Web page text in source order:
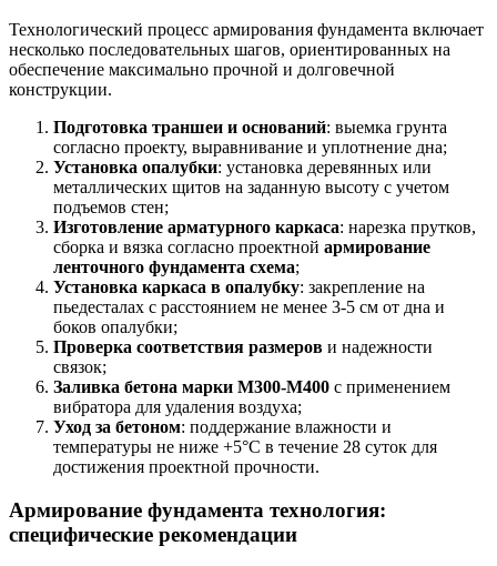
Технологический процесс армирования фундамента включает
несколько последовательных шагов, ориентированных на
обеспечение максимально прочной и долговечной
конструкции.
Подготовка траншеи и оснований: выемка грунта
согласно проекту, выравнивание и уплотнение дна;
Установка опалубки: установка деревянных или
металлических щитов на заданную высоту с учетом
подъемов стен;
Изготовление арматурного каркаса: нарезка прутков,
сборка и вязка согласно проектной армирование
ленточного фундамента схема;
Установка каркаса в опалубку: закрепление на
пьедесталах с расстоянием не менее 3-5 см от дна и
боков опалубки;
Проверка соответствия размеров и надежности
связок;
Заливка бетона марки М300-М400 с применением
вибратора для удаления воздуха;
Уход за бетоном: поддержание влажности и
температуры не ниже +5°C в течение 28 суток для
достижения проектной прочности.
Армирование фундамента технология:
специфические рекомендации